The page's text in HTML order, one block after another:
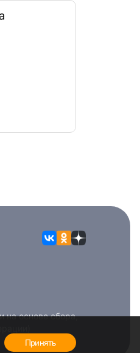
Принять
на основе сбора,